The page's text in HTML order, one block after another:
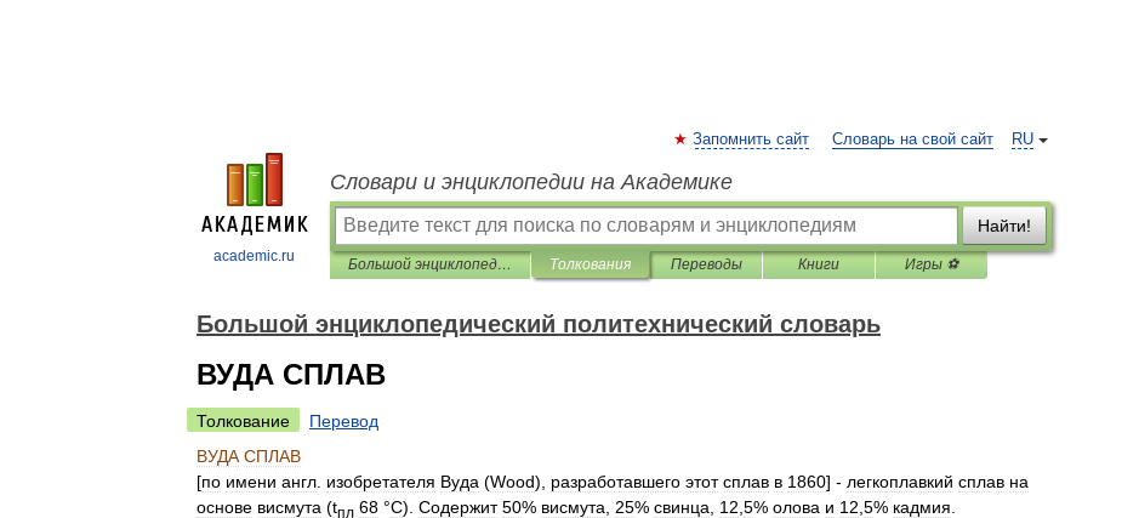
academic.ru
RU
Запомнить сайт Словарь на свой сайт
Словари и энциклопедии на Академике
Найти!
Большой энциклопедический политехнический словарь Толкования Переводы Книги Игры ⚽
Большой энциклопедический политехнический словарь
ВУДА СПЛАВ
Толкование
Перевод
ВУДА СПЛАВ
[по имени англ изобретателя Вуда (Wood), разработавшего этот сплав в 1860] - легкоплавкий сплав на
основе висмута (tпл 68 °С). Содержит 50% висмута 25% свинца 12 5% олова и 12 5% кадмия